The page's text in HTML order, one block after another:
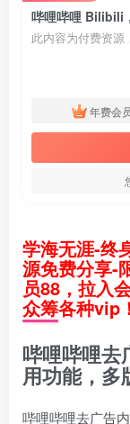
此内容为付费资源
年费会
学海无涯-终
源免费分享-
员88，拉入
众筹各种vip！
哔哩哔哩去
用功能，多
哔哩哔哩去广告